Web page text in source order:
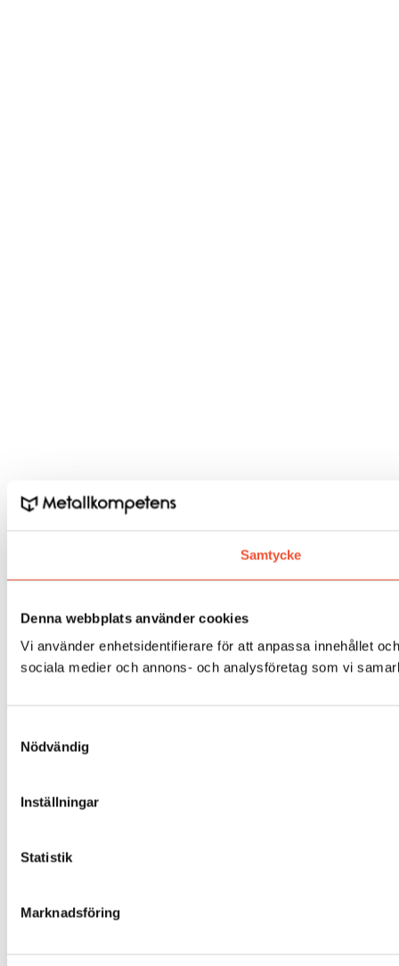
Samtycke
Denna webbplats använder cookies
Vi använder enhetsidentifierare för att anpassa innehållet
sociala medier och annons- och analysföretag som vi
Nödvändig
Inställningar
Statistik
Marknadsföring